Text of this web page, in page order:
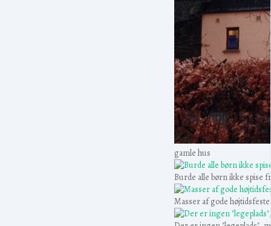
gamle hus
Burde alle børn ikke spise
Masser af gode